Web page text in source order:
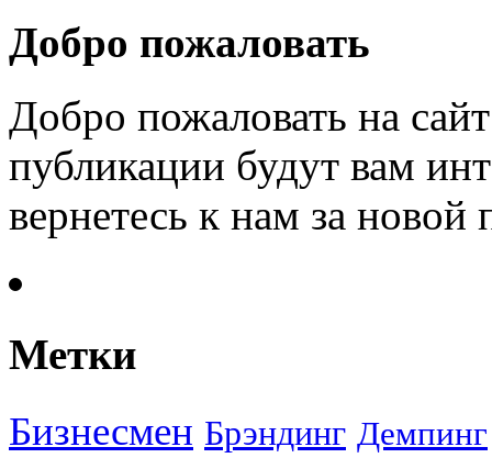
Добро пожаловать
Добро пожаловать на
публикации будут вам
вернетесь к нам за
Метки
Бизнесмен Брэндинг Демпинг